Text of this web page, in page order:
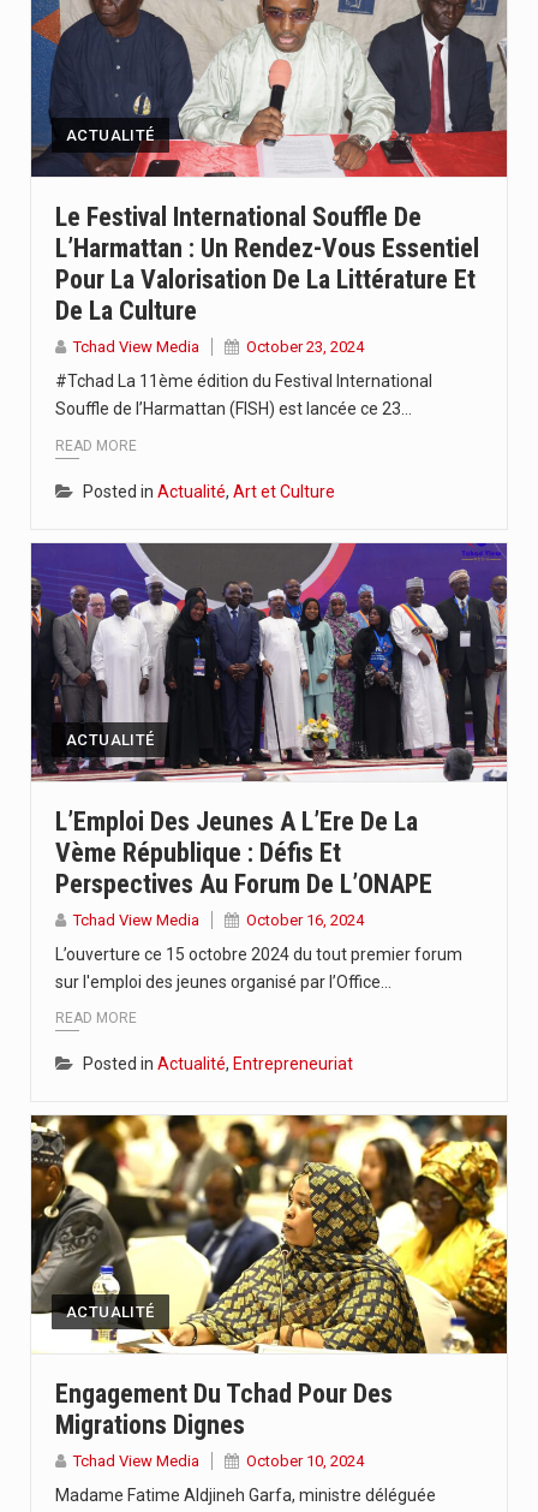
ACTUALITÉ
Le Festival International Souffle De
L’Harmattan : Un Rendez-Vous Essentiel
Pour La Valorisation De La Littérature Et
De La Culture
Tchad View Media October 23, 2024
#Tchad La 11ème édition du Festival International
Souffle de l’Harmattan (FISH) est lancée ce 23…
READ MORE
Posted in Actualité, Art et Culture
ACTUALITÉ
L’Emploi Des Jeunes A L’Ere De La
Vème République : Défis Et
Perspectives Au Forum De L’ONAPE
Tchad View Media October 16, 2024
L’ouverture ce 15 octobre 2024 du tout premier forum
sur l'emploi des jeunes organisé par l’Office…
READ MORE
Posted in Actualité, Entrepreneuriat
ACTUALITÉ
Engagement Du Tchad Pour Des
Migrations Dignes
Tchad View Media October 10, 2024
Madame Fatime Aldjineh Garfa, ministre déléguée